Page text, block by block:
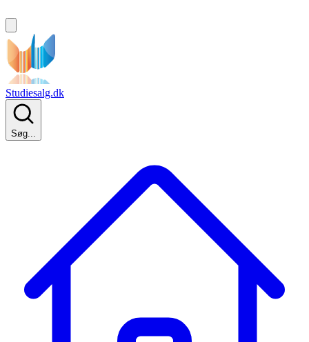
Studiesalg.dk
Søg...